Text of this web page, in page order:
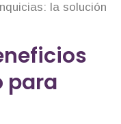
la solución
para